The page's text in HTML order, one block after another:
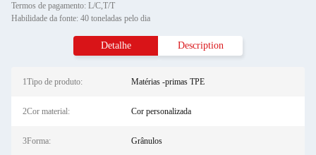
Termos de pagamento: L/C,T/T
Habilidade da fonte: 40 toneladas pelo dia
Detalhe Description
1Tipo de produto: Matérias -primas TPE
2Cor material: Cor personalizada
3Forma: Grânulos